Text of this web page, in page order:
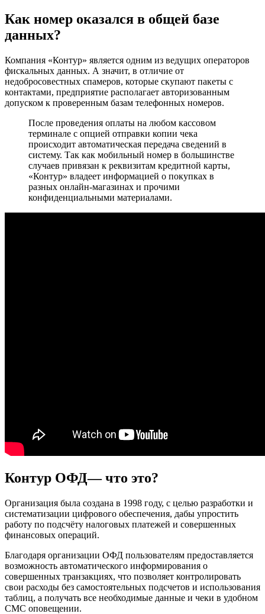
Как номер оказался в общей базе
данных?
Компания «Контур» является одним из ведущих операторов
фискальных данных. А значит, в отличие от
недобросовестных спамеров, которые скупают пакеты с
контактами, предприятие располагает авторизованным
допуском к проверенным базам телефонных номеров.
После проведения оплаты на любом кассовом
терминале с опцией отправки копии чека
происходит автоматическая передача сведений в
систему. Так как мобильный номер в большинстве
случаев привязан к реквизитам кредитной карты,
«Контур» владеет информацией о покупках в
разных онлайн-магазинах и прочими
конфиденциальными материалами.
Контур ОФД— что это?
Организация была создана в 1998 году, с целью разработки и
систематизации цифрового обеспечения, дабы упростить
работу по подсчёту налоговых платежей и совершенных
финансовых операций.
Благодаря организации ОФД пользователям предоставляется
возможность автоматического информирования о
совершенных транзакциях, что позволяет контролировать
свои расходы без самостоятельных подсчетов и использования
таблиц, а получать все необходимые данные и чеки в удобном
СМС оповещении.